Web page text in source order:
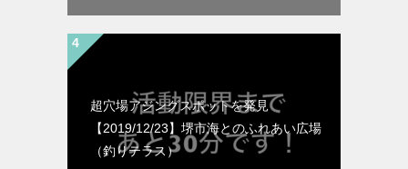
超穴場アジングスポットを発見
【2019/12/23】堺市海とのふれあい広場
（釣りテラス）